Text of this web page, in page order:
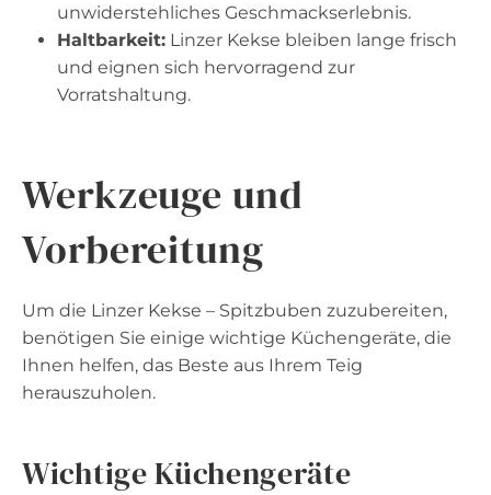
unwiderstehliches Geschmackserlebnis.
Haltbarkeit: Linzer Kekse bleiben lange frisch
und eignen sich hervorragend zur
Vorratshaltung.
Werkzeuge und
Vorbereitung
Um die Linzer Kekse – Spitzbuben zuzubereiten,
benötigen Sie einige wichtige Küchengeräte, die
Ihnen helfen, das Beste aus Ihrem Teig
herauszuholen.
Wichtige Küchengeräte